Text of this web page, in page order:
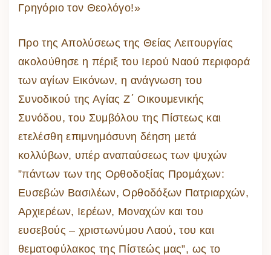
Γρηγόριο τον Θεολόγο!»
Προ της Απολύσεως της Θείας Λειτουργίας
ακολούθησε η πέριξ του Ιερού Ναού περιφορά
των αγίων Εικόνων, η ανάγνωση του
Συνοδικού της Αγίας Ζ΄ Οικουμενικής
Συνόδου, του Συμβόλου της Πίστεως και
ετελέσθη επιμνημόσυνη δέηση μετά
κολλύβων, υπέρ αναπαύσεως των ψυχών
”πάντων των της Ορθοδοξίας Προμάχων:
Ευσεβών Βασιλέων, Ορθοδόξων Πατριαρχών,
Αρχιερέων, Ιερέων, Μοναχών και του
ευσεβούς – χριστωνύμου Λαού, του και
θεματοφύλακος της Πίστεώς μας”, ως το